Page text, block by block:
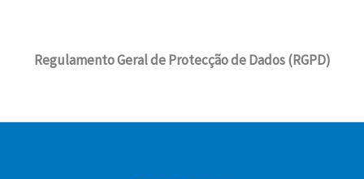
Regulamento Geral de Protecção de Dados (RGPD)